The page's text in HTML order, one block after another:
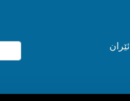
ئێران